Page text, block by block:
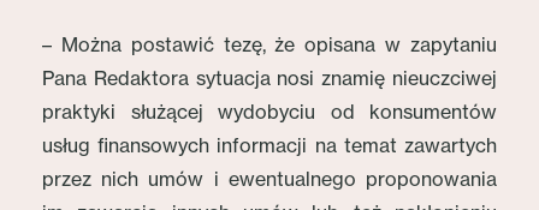
– Można postawić tezę, że opisana w zapytaniu
Pana Redaktora sytuacja nosi znamię nieuczciwej
praktyki służącej wydobyciu od konsumentów
usług finansowych informacji na temat zawartych
przez nich umów i ewentualnego proponowania